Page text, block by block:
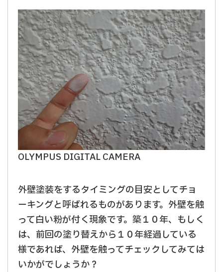
OLYMPUS DIGITAL CAMERA
外壁塗装をするタイミングの目安としてチョ
ーキングと呼ばれるものがあります。外壁を触
って白い粉が付く現象です。築１０年、もしく
は、前回の塗り替えから１０年経過している
様であれば、外壁を触ってチェックしてみては
いかがでしょうか？